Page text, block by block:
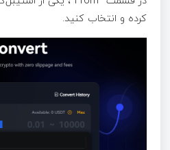
کرده و انتخاب کنید.